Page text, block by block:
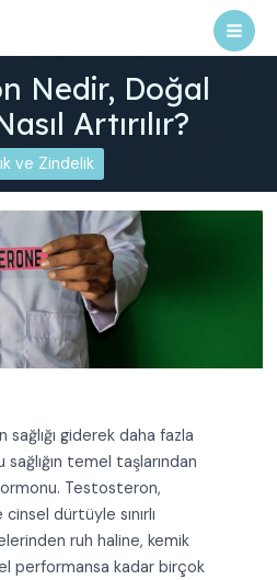
Nedir, Doğal
Artırılır?
ve Zindelik
giderek daha fazla
temel taşlarından
Testosteron,
dürtüyle sınırlı
ruh haline, kemik
performansa kadar birçok